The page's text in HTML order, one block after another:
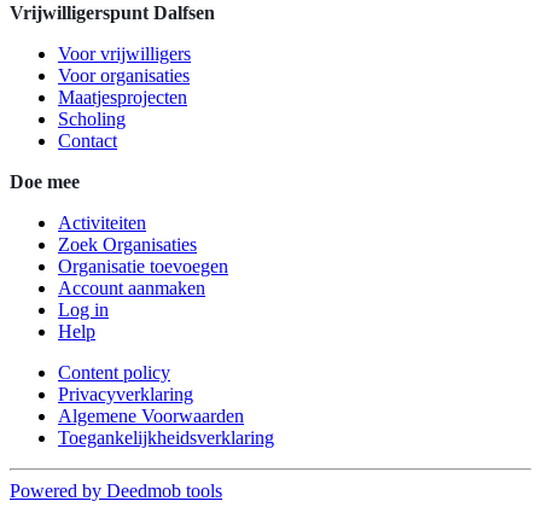
Vrijwilligerspunt Dalfsen
Voor vrijwilligers
Voor organisaties
Maatjesprojecten
Scholing
Contact
Doe mee
Activiteiten
Zoek Organisaties
Organisatie toevoegen
Account aanmaken
Log in
Help
Content policy
Privacyverklaring
Algemene Voorwaarden
Toegankelijkheidsverklaring
Powered by Deedmob tools